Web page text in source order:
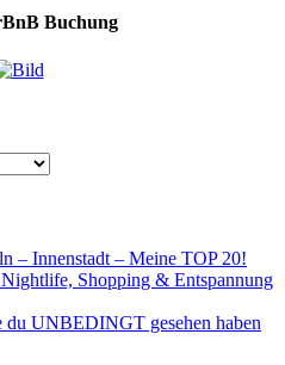
Buchung